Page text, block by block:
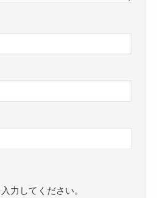
力してください。